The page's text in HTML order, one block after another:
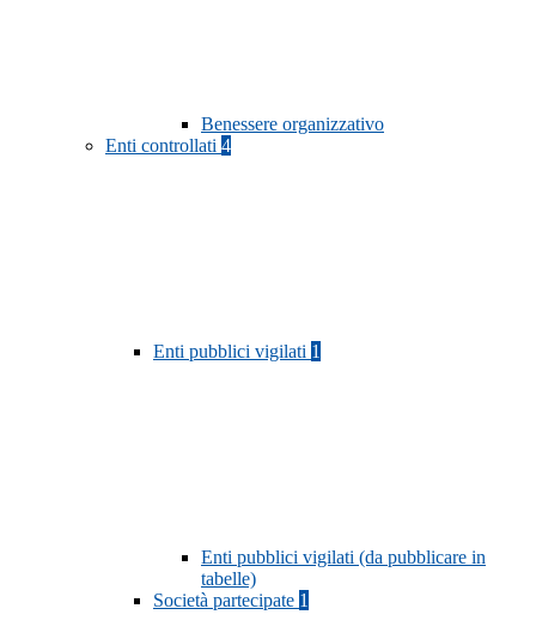
Benessere organizzativo
Enti controllati 4
Enti pubblici vigilati 1
Enti pubblici vigilati (da pubblicare in
tabelle)
Società partecipate 1